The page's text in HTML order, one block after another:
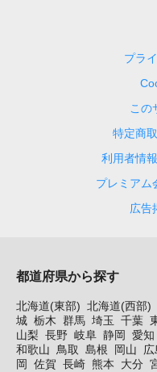
プラ
この
特定商
利用者情
プレミアム
広告
都道府県から探す
北海道(東部) 北海道(西部)
城 栃木 群馬 埼玉 千葉
山梨 長野 岐阜 静岡 愛知
和歌山 鳥取 島根 岡山 広
岡
佐賀 長崎 熊本 大分